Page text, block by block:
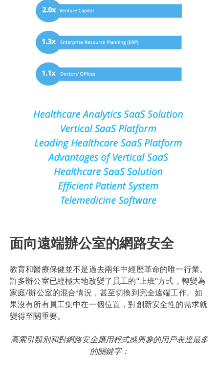
面向遠端辦公室的網路安全
教育和醫療保健並不是過去兩年中經歷革命的唯一行業。
許多辦公室已經極大地改變了員工的"上班"方式，轉變為
家庭/辦公室的混合情況，甚至切換到完全遠端工作。如
果沒有所有員工集中在一個位置，對創新安全性的需求就
變得至關重要。
高索引類別和對網路安全應用程式感興趣的用戶表達最多
的關鍵字：